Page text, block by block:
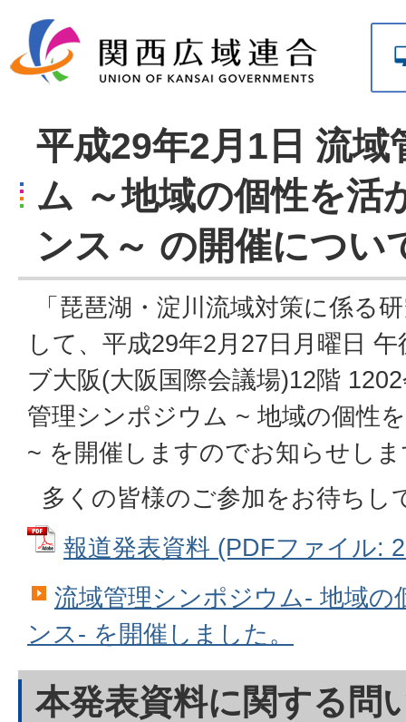
平成29年2月1日 流
ム ～地域の個性を活
ンス～ の開催につい
「琵琶湖・淀川流域対策に係る
して、平成29年2月27日月曜日
ブ大阪(大阪国際会議場)12階
管理シンポジウム ~ 地域の個性
~ を開催しますのでお知らせし
多くの皆様のご参加をお待ちし
報道発表資料 (PDFファイル:
流域管理シンポジウム- 地域の
ンス- を開催しました。
本発表資料に関する問